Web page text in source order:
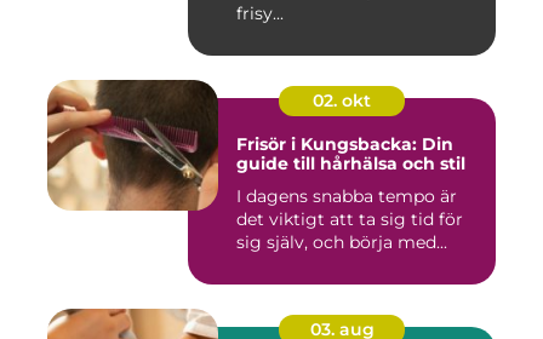
frisy...
02. okt
Frisör i Kungsbacka: Din
guide till hårhälsa och stil
I dagens snabba tempo är
det viktigt att ta sig tid för
sig själv, och börja med...
03. aug